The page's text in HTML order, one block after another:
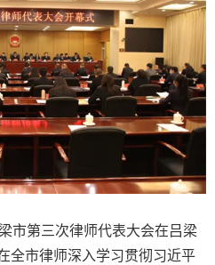
第三次律师代表大会在吕梁
全市律师深入学习贯彻习近平